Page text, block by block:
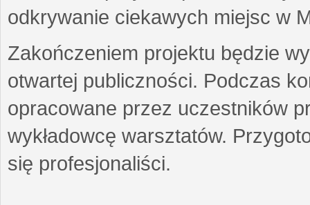
odkrywanie ciekawych miejsc w
Zakończeniem projektu będzie
otwartej publiczności. Podczas
opracowane przez uczestników
wykładowcę warsztatów.
się profesjonaliści.